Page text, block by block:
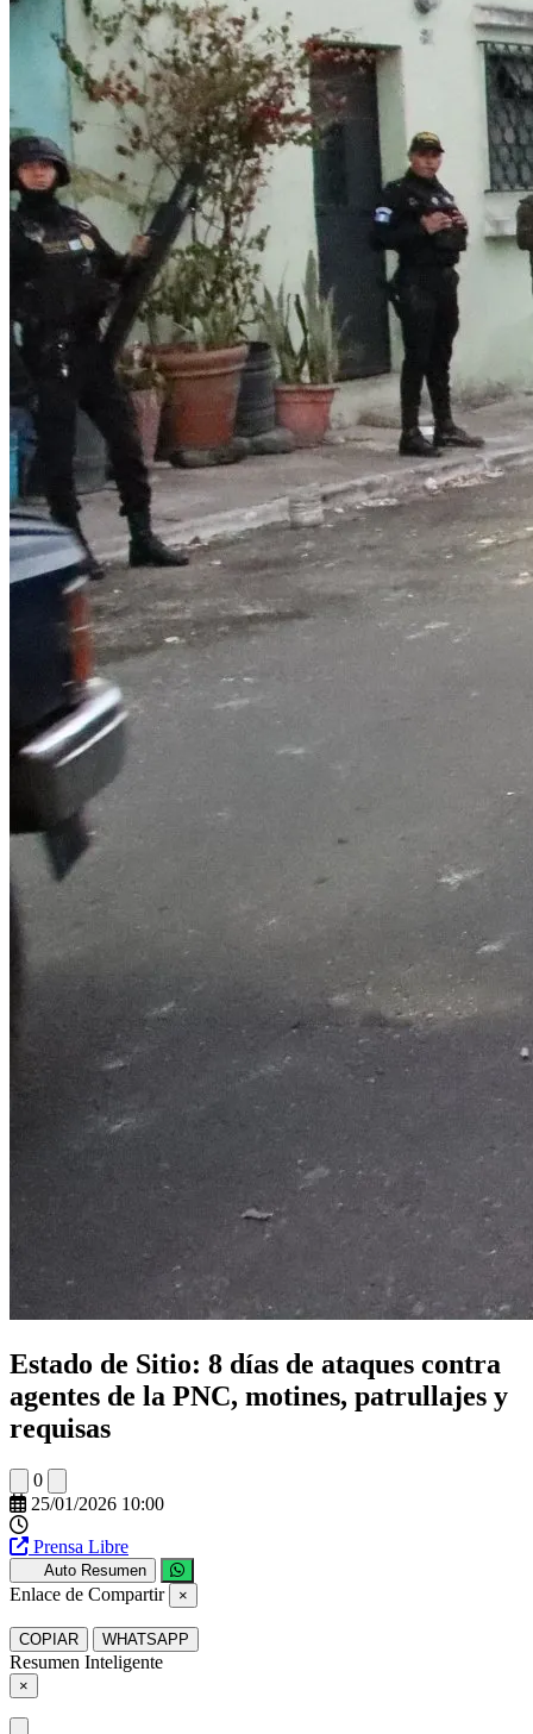
Estado de Sitio: 8 días de ataques contra
agentes de la PNC, motines, patrullajes y
requisas
0
25/01/2026 10:00
Prensa Libre
Auto Resumen
Enlace de Compartir ×
COPIAR WHATSAPP
Resumen Inteligente
×